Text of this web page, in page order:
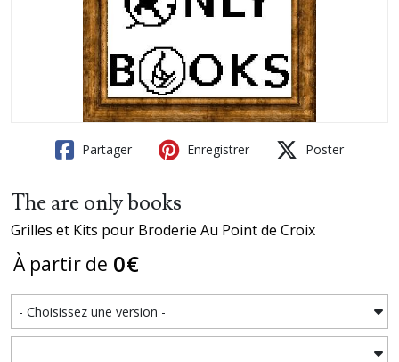
Partager Enregistrer Poster
The are only books
Grilles et Kits pour Broderie Au Point de Croix
À partir de 0€